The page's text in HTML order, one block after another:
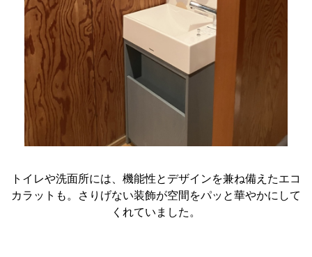
トイレや洗面所には、機能性とデザインを兼ね備えたエコ
カラットも。さりげない装飾が空間をパッと華やかにして
くれていました。